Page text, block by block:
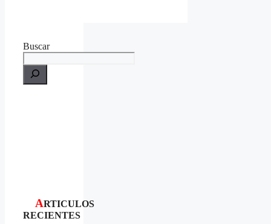
Buscar
ARTICULOS
RECIENTES